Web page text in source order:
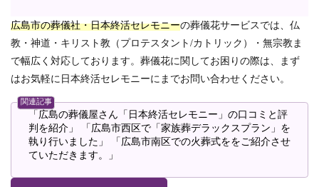
広島市の葬儀社・日本終活セレモニーの葬儀花サービスでは、仏
教・神道・キリスト教（プロテスタント/カトリック）・無宗教ま
で幅広く対応しております。葬儀花に関してお困りの際は、まず
はお気軽に日本終活セレモニーにまでお問い合わせください。
関連記事
「広島の葬儀屋さん「日本終活セレモニー」の口コミと評
判を紹介」
「広島市西区で「家族葬デラックスプラン」を
執り行いました」
「広島市南区での火葬式ををご紹介させ
ていただきます。」